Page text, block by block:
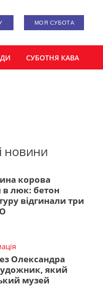
МОЯ СУБОТА
СУБОТНЯ КАВА
новини
корова
в люк: бетон
відгинали три
Олександра
який
музей